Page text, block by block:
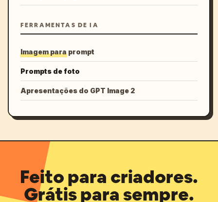
FERRAMENTAS DE IA
Imagem para prompt
Prompts de foto
Apresentações do GPT Image 2
Feito para criadores.
Grátis para sempre.